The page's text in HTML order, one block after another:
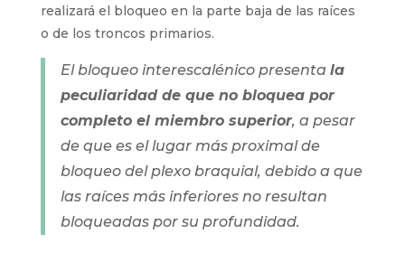
realizará el bloqueo en la parte baja de las raíces
o de los troncos primarios.
El bloqueo interescalénico presentala
peculiaridad de que no bloquea por
completo el miembro superior, a pesar
de que es el lugar más proximal de
bloqueo del plexo braquial, debido a que
las raíces más inferiores no resultan
bloqueadas por su profundidad.